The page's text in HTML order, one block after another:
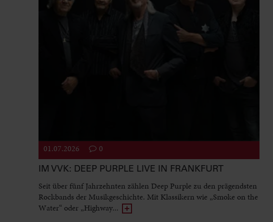
01.07.2026 0
IM VVK: DEEP PURPLE LIVE IN FRANKFURT
Seit über fünf Jahrzehnten zählen Deep Purple zu den prägendsten
Rockbands der Musikgeschichte. Mit Klassikern wie „Smoke on the
Water“ oder „Highway...